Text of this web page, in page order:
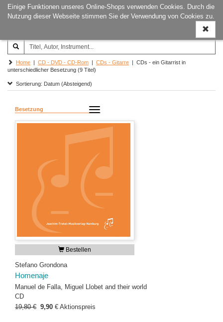
Einige Funktionen unseres Online-Shops verwenden Cookies. Durch die
Nutzung dieser Webseite stimmen Sie der Verwendung von Cookies zu.
ein-/
Joachim‐Trekel‐Musikverlag,
Hamburg
Home | CD - DVD - CD-Rom | CDs - Gitarre | CDs - ein Gitarrist in
unterschiedlicher Besetzung (9 Titel)
Sortierung: Datum (Absteigend)
Besetzung
Bestellen
Stefano Grondona
Homenaje
Manuel de Falla, Miguel Llobet and their world
CD
19,80 € 9,90 € Aktionspreis